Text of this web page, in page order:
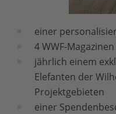
einer
4 WWF-
jährlich einem
Elefanten der
Projektgebieten
einer